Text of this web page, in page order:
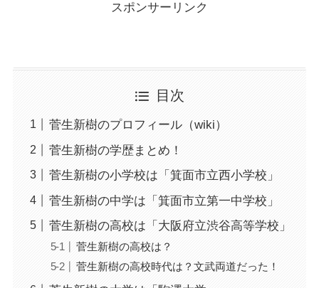
スポンサーリンク
目次
菅生新樹のプロフィール（wiki）
菅生新樹の学歴まとめ！
菅生新樹の小学校は「箕面市立西小学校」
菅生新樹の中学は「箕面市立第一中学校」
菅生新樹の高校は「大阪府立渋谷高等学校」
菅生新樹の高校は？
菅生新樹の高校時代は？文武両道だった！